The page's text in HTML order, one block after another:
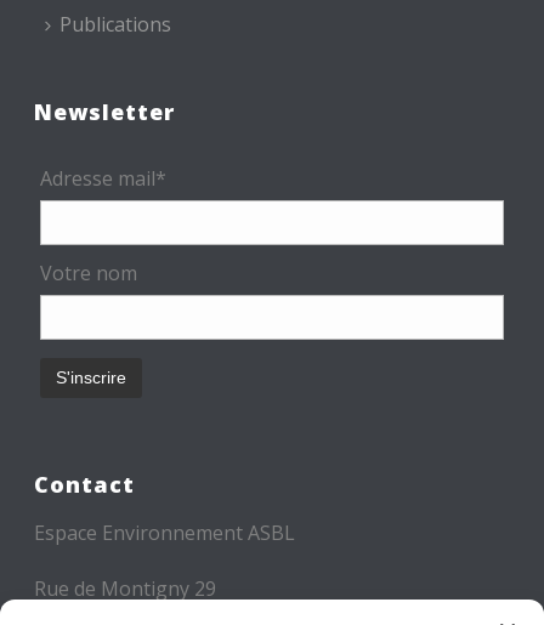
Publications
Newsletter
Adresse mail*
Votre nom
Contact
Espace Environnement ASBL
Rue de Montigny 29